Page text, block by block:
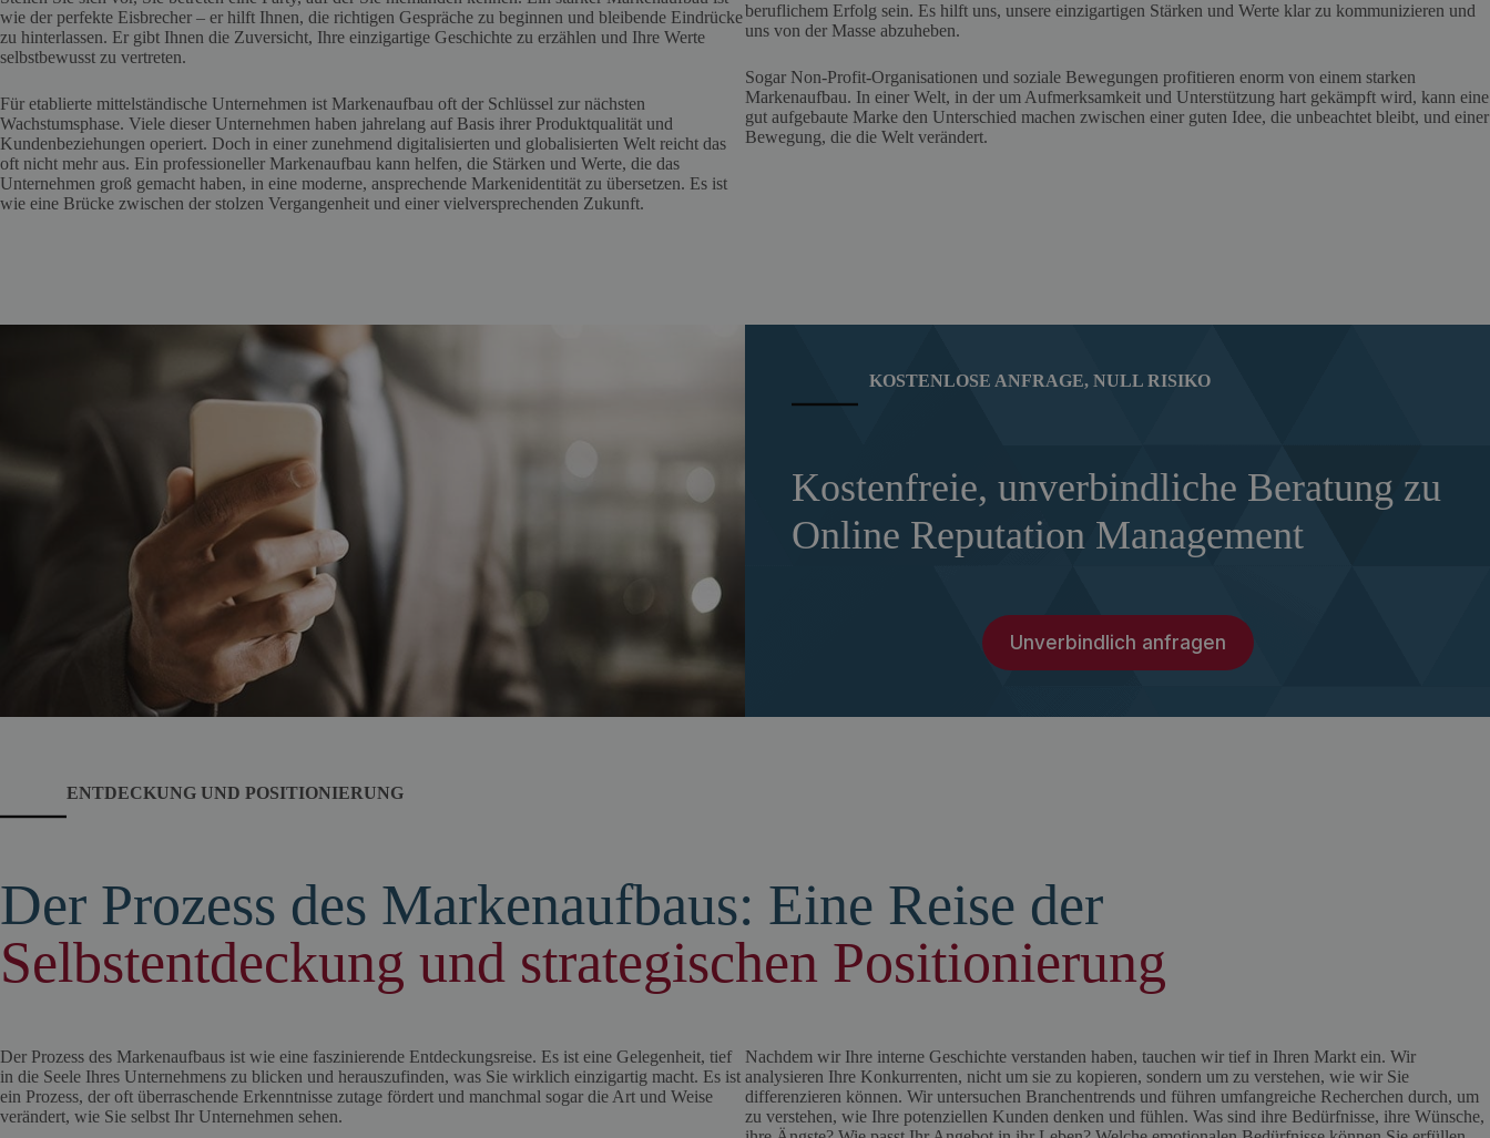
wie der perfekte Eisbrecher – er hilft Ihnen, die richtigen Gespräche zu beginnen und bleibende Eindrücke
zu hinterlassen. Er gibt Ihnen die Zuversicht, Ihre einzigartige Geschichte zu erzählen und Ihre Werte
selbstbewusst zu vertreten.
Für etablierte mittelständische Unternehmen ist Markenaufbau oft der Schlüssel zur nächsten
Wachstumsphase. Viele dieser Unternehmen haben jahrelang auf Basis ihrer Produktqualität und
Kundenbeziehungen operiert. Doch in einer zunehmend digitalisierten und globalisierten Welt reicht das
oft nicht mehr aus. Ein professioneller Markenaufbau kann helfen, die Stärken und Werte, die das
Unternehmen groß gemacht haben, in eine moderne, ansprechende Markenidentität zu übersetzen. Es ist
wie eine Brücke zwischen der stolzen Vergangenheit und einer vielversprechenden Zukunft.
beruflichem Erfolg sein. Es hilft uns, unsere einzigartigen Stärken und Werte klar zu kommunizieren und
uns von der Masse abzuheben.
Sogar Non-Profit-Organisationen und soziale Bewegungen profitieren enorm von einem starken
Markenaufbau. In einer Welt, in der um Aufmerksamkeit und Unterstützung hart gekämpft wird, kann eine
gut aufgebaute Marke den Unterschied machen zwischen einer guten Idee, die unbeachtet bleibt, und einer
Bewegung, die die Welt verändert.
KOSTENLOSE ANFRAGE, NULL RISIKO
Kostenfreie, unverbindliche Beratung zu
Online Reputation Management
Unverbindlich anfragen
ENTDECKUNG UND POSITIONIERUNG
Der Prozess des Markenaufbaus: Eine Reise der
Selbstentdeckung und strategischen Positionierung
Der Prozess des Markenaufbaus ist wie eine faszinierende Entdeckungsreise. Es ist eine Gelegenheit, tief
in die Seele Ihres Unternehmens zu blicken und herauszufinden, was Sie wirklich einzigartig macht. Es ist
ein Prozess, der oft überraschende Erkenntnisse zutage fördert und manchmal sogar die Art und Weise
verändert, wie Sie selbst Ihr Unternehmen sehen.
Nachdem wir Ihre interne Geschichte verstanden haben, tauchen wir tief in Ihren Markt ein. Wir
analysieren Ihre Konkurrenten, nicht um sie zu kopieren, sondern um zu verstehen, wie wir Sie
differenzieren können. Wir untersuchen Branchentrends und führen umfangreiche Recherchen durch, um
zu verstehen, wie Ihre potenziellen Kunden denken und fühlen. Was sind ihre Bedürfnisse, ihre Wünsche,